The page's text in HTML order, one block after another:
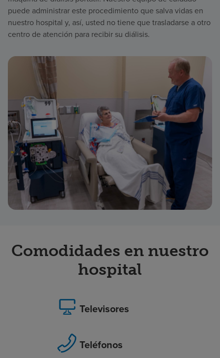
puede administrar este procedimiento que salva vidas en
nuestro hospital y, así, usted no tiene que trasladarse a otro
centro de atención para recibir su diálisis.
Comodidades en nuestro
hospital
Televisores
Teléfonos